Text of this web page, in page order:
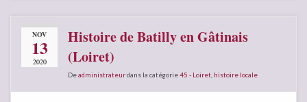
NOV
13
2020
Histoire de Batilly en Gâtinais
(Loiret)
Deadministrateurdans la catégorie45 - Loiret histoire locale